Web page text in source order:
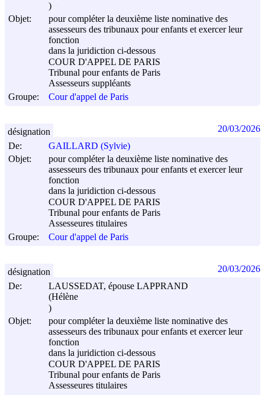
)
Objet:
pour compléter la deuxième liste nominative des
assesseurs des tribunaux pour enfants et exercer leur
fonction
dans la juridiction ci-dessous
COUR D'APPEL DE PARIS
Tribunal pour enfants de Paris
Assesseurs suppléants
Groupe:
Cour d'appel de Paris
De:
GAILLARD (Sylvie)
Objet:
pour compléter la deuxième liste nominative des
assesseurs des tribunaux pour enfants et exercer leur
fonction
dans la juridiction ci-dessous
COUR D'APPEL DE PARIS
Tribunal pour enfants de Paris
Assesseures titulaires
Groupe:
Cour d'appel de Paris
désignation 20/03/2026
De:
LAUSSEDAT, épouse LAPPRAND
(Hélène
)
Objet:
pour compléter la deuxième liste nominative des
assesseurs des tribunaux pour enfants et exercer leur
fonction
dans la juridiction ci-dessous
COUR D'APPEL DE PARIS
Tribunal pour enfants de Paris
Assesseures titulaires
désignation 20/03/2026